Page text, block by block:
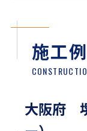
施工例
大阪府